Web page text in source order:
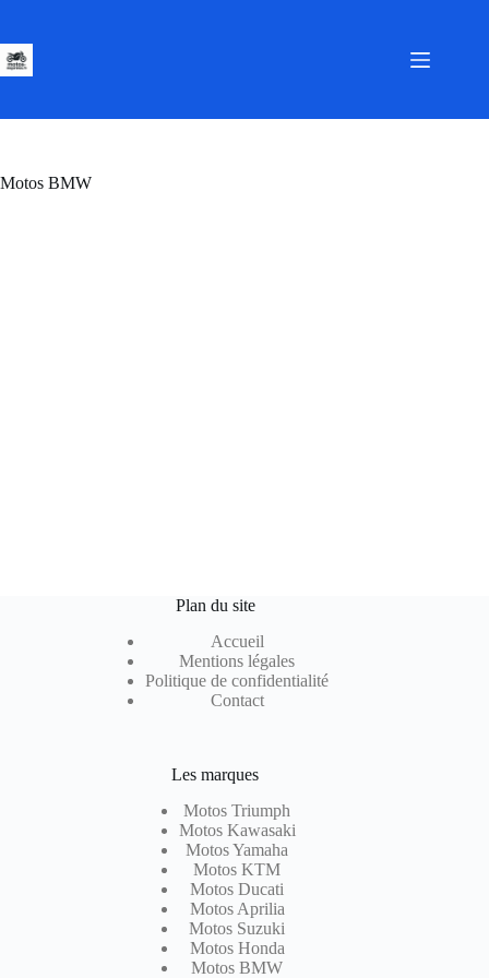
contenu
Motos BMW
Plan du site
Accueil
Mentions légales
Politique de confidentialité
Contact
Les marques
Motos Triumph
Motos Kawasaki
Motos Yamaha
Motos KTM
Motos Ducati
Motos Aprilia
Motos Suzuki
Motos Honda
Motos BMW